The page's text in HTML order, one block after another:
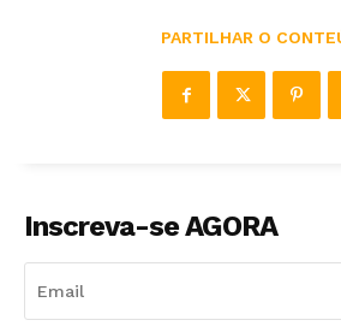
PARTILHAR O
Inscreva-se AGORA